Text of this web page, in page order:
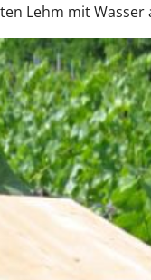
Lehm mit